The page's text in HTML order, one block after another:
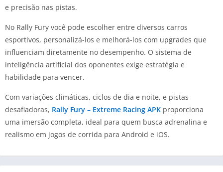
e precisão nas pistas.
No Rally Fury você pode escolher entre diversos carros
esportivos, personalizá-los e melhorá-los com upgrades que
influenciam diretamente no desempenho. O sistema de
inteligência artificial dos oponentes exige estratégia e
habilidade para vencer.
Com variações climáticas, ciclos de dia e noite, e pistas
desafiadoras, Rally Fury – Extreme Racing APK proporciona
uma imersão completa, ideal para quem busca adrenalina e
realismo em jogos de corrida para Android e iOS.